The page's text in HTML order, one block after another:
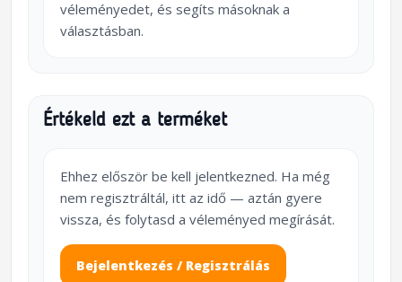
véleményedet, és segíts másoknak a
választásban.
Értékeld ezt a terméket
Ehhez először be kell jelentkezned. Ha még
nem regisztráltál, itt az idő — aztán gyere
vissza, és folytasd a véleményed megírását.
Bejelentkezés / Regisztrálás